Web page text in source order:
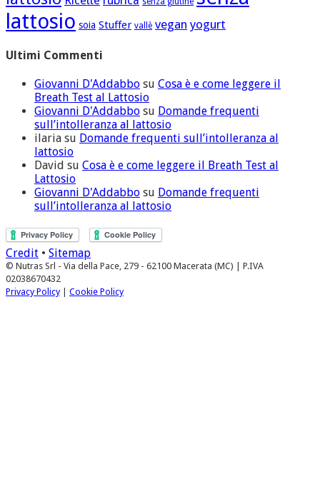
lattosio soia Stuffer vallè vegan yogurt
Ultimi Commenti
Giovanni D'Addabbo su Cosa è e come leggere il
Breath Test al Lattosio
Giovanni D'Addabbo su Domande frequenti
sull’intolleranza al lattosio
ilaria su Domande frequenti sull’intolleranza al
lattosio
David su Cosa è e come leggere il Breath Test al
Lattosio
Giovanni D'Addabbo su Domande frequenti
sull’intolleranza al lattosio
Credit • Sitemap
© Nutras Srl - Via della Pace, 279 - 62100 Macerata (MC) | P.IVA
02038670432
Privacy Policy
Cookie Policy